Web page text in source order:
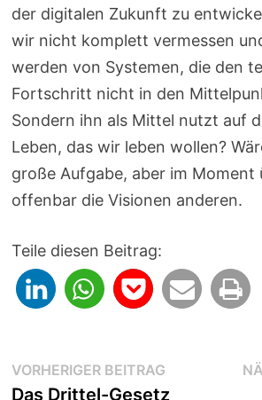
der digitalen Zukunft zu
wir nicht komplett vermessen
werden von Systemen, die den
Fortschritt nicht in den
Sondern ihn als Mittel nutzt auf
Leben, das wir leben wollen?
große Aufgabe, aber im Moment
offenbar die Visionen anderen.
Teile diesen Beitrag:
Beitragsnavigation
VORHERIGER BEITRAG Vorheriger
Beitrag:
Das Drittel-Gesetz